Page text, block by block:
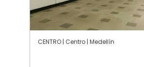
CENTRO | Centro | Medellín